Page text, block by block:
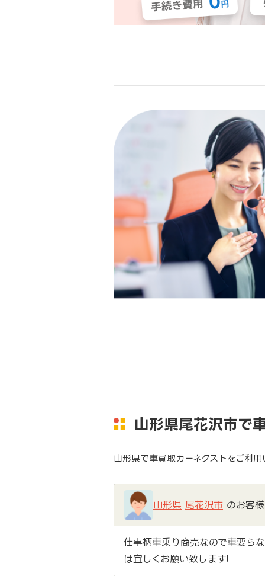
山形県尾花沢市で
山形県で車買取カーネクストをご利
山形県 尾花沢市 のお客様
仕事柄車乗り商売なので車要ら
は宜しくお願い致します!